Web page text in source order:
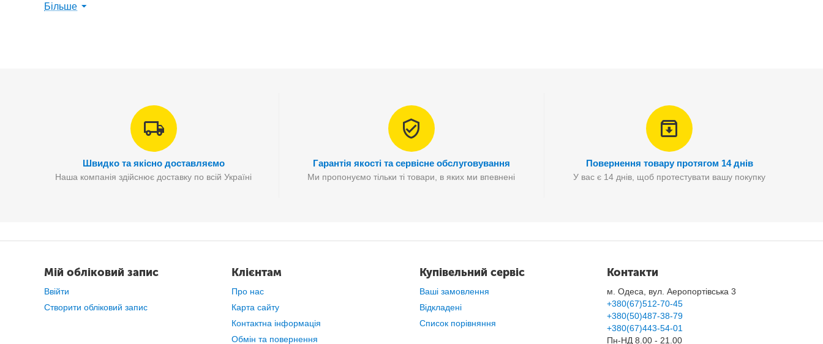
Більше
Швидко та якісно доставляємо
Наша компанія здійснює доставку по всій Україні
Гарантія якості та сервісне обслуговування
Ми пропонуємо тільки ті товари, в яких ми впевнені
Повернення товару протягом 14 днів
У вас є 14 днів, щоб протестувати вашу покупку
Мій обліковий запис
Ввійти
Створити обліковий запис
Клієнтам
Про нас
Карта сайту
Контактна інформація
Обмін та повернення
Купівельний сервіс
Ваші замовлення
Відкладені
Список порівняння
Контакти
м. Одеса, вул. Аеропортівська 3
+380(67)512-70-45
+380(50)487-38-79
+380(67)443-54-01
Пн-НД 8.00 - 21.00